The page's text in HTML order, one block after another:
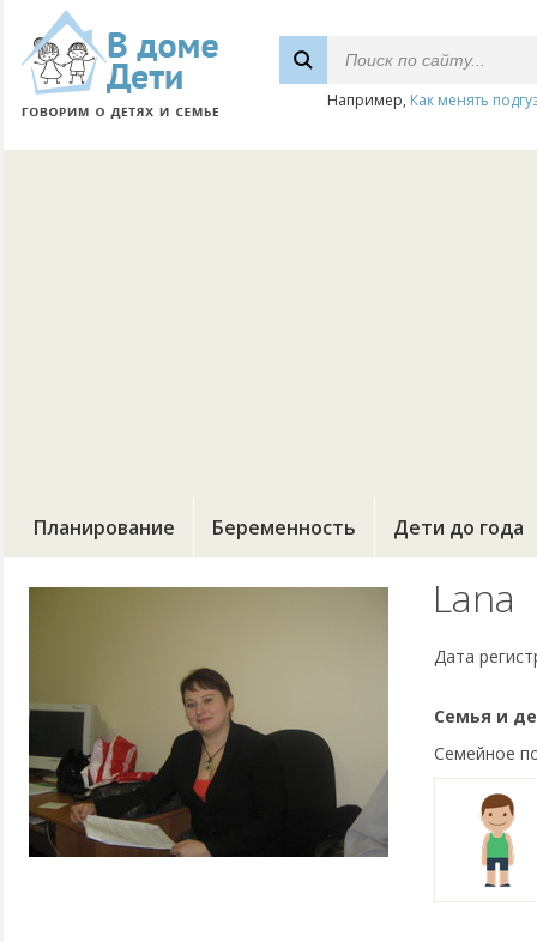
Например, Как менять
Планирование Беременность Дети до года
Lana
Дата
Семья и
Семейное